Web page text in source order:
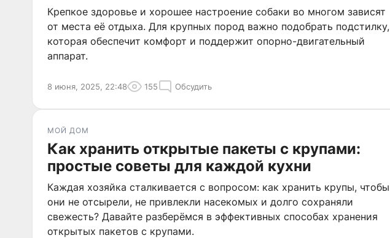
Крепкое здоровье и хорошее настроение собаки во многом зависят
от места её отдыха. Для крупных пород важно подобрать подстилку,
которая обеспечит комфорт и поддержит опорно-двигательный
аппарат.
8 июня, 2025, 22:48 155 Обсудить
МОЙ ДОМ
Как хранить открытые пакеты с крупами:
простые советы для каждой кухни
Каждая хозяйка сталкивается с вопросом: как хранить крупы, чтобы
они не отсырели, не привлекли насекомых и долго сохраняли
свежесть? Давайте разберёмся в эффективных способах хранения
открытых пакетов с крупами.